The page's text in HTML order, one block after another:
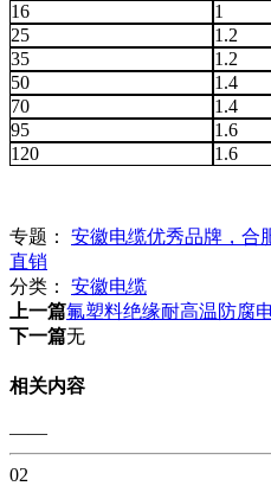
16
1
25
1.2
35
1.2
50
1.4
70
1.4
95
1.6
120
1.6
专题： 安徽电缆优秀品牌，合
直销
分类： 安徽电缆
上一篇氟塑料绝缘耐高温防腐
下一篇无
相关内容
——
02